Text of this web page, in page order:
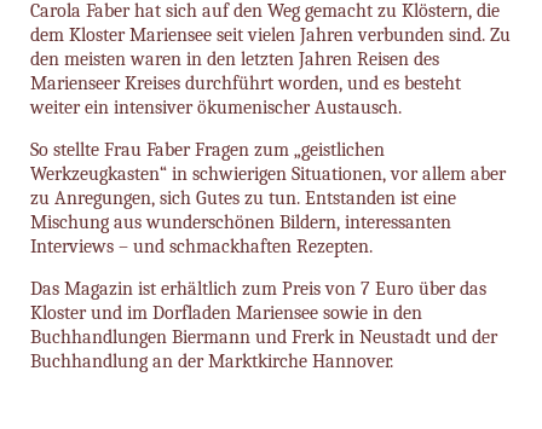
Carola Faber hat sich auf den Weg gemacht zu Klöstern, die
dem Kloster Mariensee seit vielen Jahren verbunden sind. Zu
den meisten waren in den letzten Jahren Reisen des
Marienseer Kreises durchführt worden, und es besteht
weiter ein intensiver ökumenischer Austausch.
So stellte Frau Faber Fragen zum „geistlichen
Werkzeugkasten“ in schwierigen Situationen, vor allem aber
zu Anregungen, sich Gutes zu tun. Entstanden ist eine
Mischung aus wunderschönen Bildern, interessanten
Interviews – und schmackhaften Rezepten.
Das Magazin ist erhältlich zum Preis von 7 Euro über das
Kloster und im Dorfladen Mariensee sowie in den
Buchhandlungen Biermann und Frerk in Neustadt und der
Buchhandlung an der Marktkirche Hannover.